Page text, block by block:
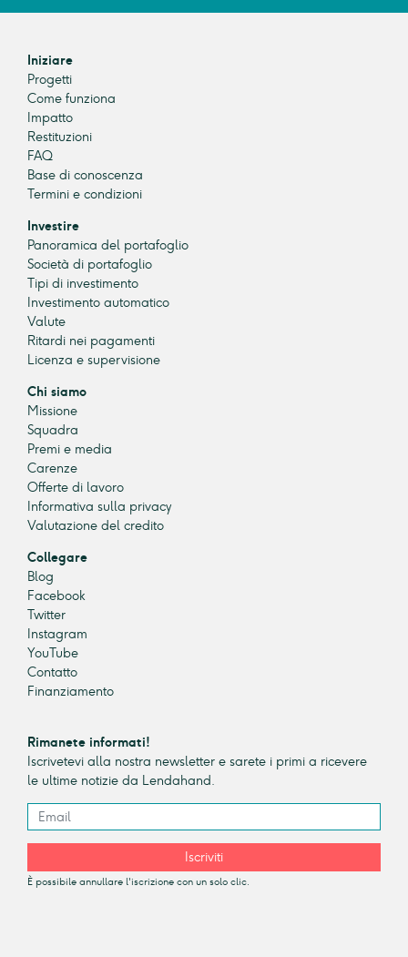
Iniziare
Progetti
Come funziona
Impatto
Restituzioni
FAQ
Base di conoscenza
Termini e condizioni
Investire
Panoramica del portafoglio
Società di portafoglio
Tipi di investimento
Investimento automatico
Valute
Ritardi nei pagamenti
Licenza e supervisione
Chi siamo
Missione
Squadra
Premi e media
Carenze
Offerte di lavoro
Informativa sulla privacy
Valutazione del credito
Collegare
Blog
Facebook
Twitter
Instagram
YouTube
Contatto
Finanziamento
Rimanete informati!
Iscrivetevi alla nostra newsletter e sarete i primi a ricevere
le ultime notizie da Lendahand.
Iscriviti
È possibile annullare l'iscrizione con un solo clic.